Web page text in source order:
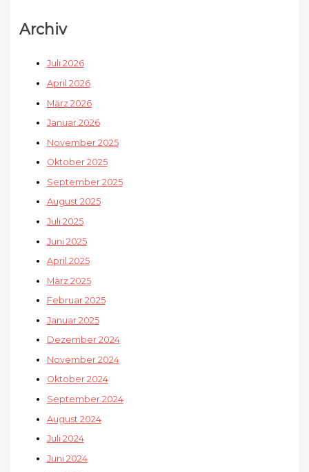
Archiv
Juli 2026
April 2026
März 2026
Januar 2026
November 2025
Oktober 2025
September 2025
August 2025
Juli 2025
Juni 2025
April 2025
März 2025
Februar 2025
Januar 2025
Dezember 2024
November 2024
Oktober 2024
September 2024
August 2024
Juli 2024
Juni 2024